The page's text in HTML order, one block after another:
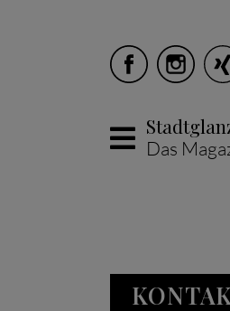
Das